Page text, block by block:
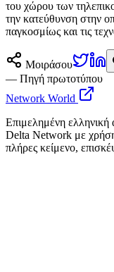
του χώρου των
την κατεύθυνση στην
παγκοσμίως και τις
Μοιράσου
— Πηγή πρωτοτύπου
Network World
Επιμελημένη
Delta Network με
πλήρες κείμενο,